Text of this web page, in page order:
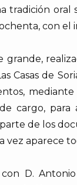
tradición oral
con
Casas de
cargo,
de los
vez aparece
D.